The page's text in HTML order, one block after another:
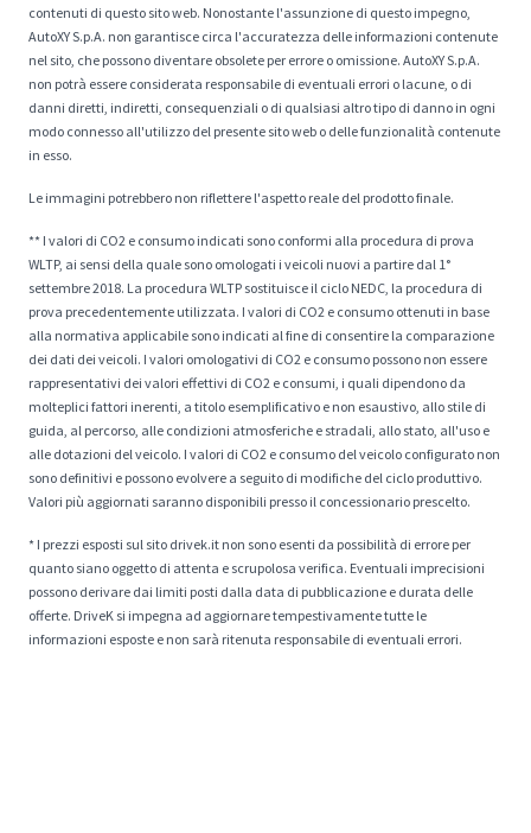
contenuti di questo sito web. Nonostante l'assunzione di questo impegno,
AutoXY S.p.A. non garantisce circa l'accuratezza delle informazioni contenute
nel sito, che possono diventare obsolete per errore o omissione. AutoXY S.p.A.
non potrà essere considerata responsabile di eventuali errori o lacune, o di
danni diretti, indiretti, consequenziali o di qualsiasi altro tipo di danno in ogni
modo connesso all'utilizzo del presente sito web o delle funzionalità contenute
in esso.
Le immagini potrebbero non riflettere l'aspetto reale del prodotto finale.
** I valori di CO2 e consumo indicati sono conformi alla procedura di prova
WLTP, ai sensi della quale sono omologati i veicoli nuovi a partire dal 1°
settembre 2018. La procedura WLTP sostituisce il ciclo NEDC, la procedura di
prova precedentemente utilizzata. I valori di CO2 e consumo ottenuti in base
alla normativa applicabile sono indicati al fine di consentire la comparazione
dei dati dei veicoli. I valori omologativi di CO2 e consumo possono non essere
rappresentativi dei valori effettivi di CO2 e consumi, i quali dipendono da
molteplici fattori inerenti, a titolo esemplificativo e non esaustivo, allo stile di
guida, al percorso, alle condizioni atmosferiche e stradali, allo stato, all'uso e
alle dotazioni del veicolo. I valori di CO2 e consumo del veicolo configurato non
sono definitivi e possono evolvere a seguito di modifiche del ciclo produttivo.
Valori più aggiornati saranno disponibili presso il concessionario prescelto.
* I prezzi esposti sul sito drivek.it non sono esenti da possibilità di errore per
quanto siano oggetto di attenta e scrupolosa verifica. Eventuali imprecisioni
possono derivare dai limiti posti dalla data di pubblicazione e durata delle
offerte. DriveK si impegna ad aggiornare tempestivamente tutte le
informazioni esposte e non sarà ritenuta responsabile di eventuali errori.